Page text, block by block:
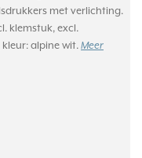
met verlichting.
klemstuk, excl.
kleur: alpine wit. Meer